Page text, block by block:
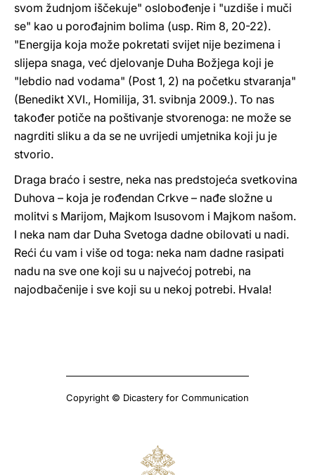
svom žudnjom iščekuje" oslobođenje i "uzdiše i muči
se" kao u porođajnim bolima (usp. Rim 8, 20-22).
"Energija koja može pokretati svijet nije bezimena i
slijepa snaga, već djelovanje Duha Božjega koji je
"lebdio nad vodama" (Post 1, 2) na početku stvaranja"
(Benedikt XVI., Homilija, 31. svibnja 2009.). To nas
također potiče na poštivanje stvorenoga: ne može se
nagrditi sliku a da se ne uvrijedi umjetnika koji ju je
stvorio.
Draga braćo i sestre, neka nas predstojeća svetkovina
Duhova – koja je rođendan Crkve – nađe složne u
molitvi s Marijom, Majkom Isusovom i Majkom našom.
I neka nam dar Duha Svetoga dadne obilovati u nadi.
Reći ću vam i više od toga: neka nam dadne rasipati
nadu na sve one koji su u najvećoj potrebi, na
najodbačenije i sve koji su u nekoj potrebi. Hvala!
Copyright © Dicastery for Communication